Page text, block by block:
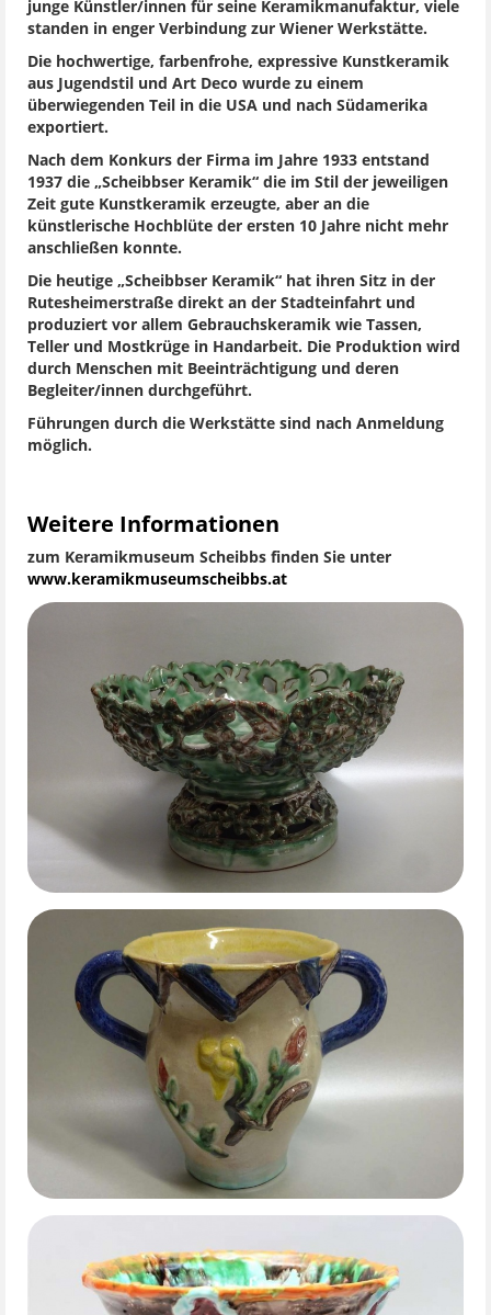
junge Künstler/innen für seine Keramikmanufaktur, viele
standen in enger Verbindung zur Wiener Werkstätte.
Die hochwertige, farbenfrohe, expressive Kunstkeramik
aus Jugendstil und Art Deco wurde zu einem
überwiegenden Teil in die USA und nach Südamerika
exportiert.
Nach dem Konkurs der Firma im Jahre 1933 entstand
1937 die „Scheibbser Keramik“ die im Stil der jeweiligen
Zeit gute Kunstkeramik erzeugte, aber an die
künstlerische Hochblüte der ersten 10 Jahre nicht mehr
anschließen konnte.
Die heutige „Scheibbser Keramik“ hat ihren Sitz in der
Rutesheimerstraße direkt an der Stadteinfahrt und
produziert vor allem Gebrauchskeramik wie Tassen,
Teller und Mostkrüge in Handarbeit. Die Produktion wird
durch Menschen mit Beeinträchtigung und deren
Begleiter/innen durchgeführt.
Führungen durch die Werkstätte sind nach Anmeldung
möglich.
Weitere Informationen
zum Keramikmuseum Scheibbs finden Sie unter
www.keramikmuseumscheibbs.at